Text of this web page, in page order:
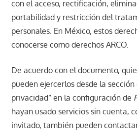
con el acceso, rectificación,
portabilidad y restricción del
personales. En México, estos
conocerse como derechos ARCO.
De acuerdo con el documento,
pueden ejercerlos desde la sección
privacidad” en la configuración de
hayan usado servicios sin cuenta,
invitado, también pueden